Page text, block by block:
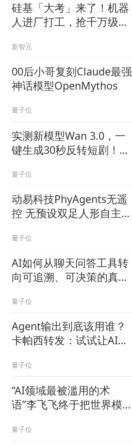
硅基「大考」来了！机器
人进厂打工，抢千万级实
新智元
00后小哥复刻Claude最强
神话模型OpenMythos
量子位
实测新模型Wan 3.0，一
键生成30秒反转短剧！
量子位
动易科技PhyAgents无遥
控 无预设双足人形自主对
量子位
AI如何从聊天问答工具转
向可追溯、可决策的真实
量子位
Agent输出到底该用谁？
卡帕西转发：试试让AI输
量子位
“AI领域最被滥用的术
语”李飞飞终于把世界模型
量子位